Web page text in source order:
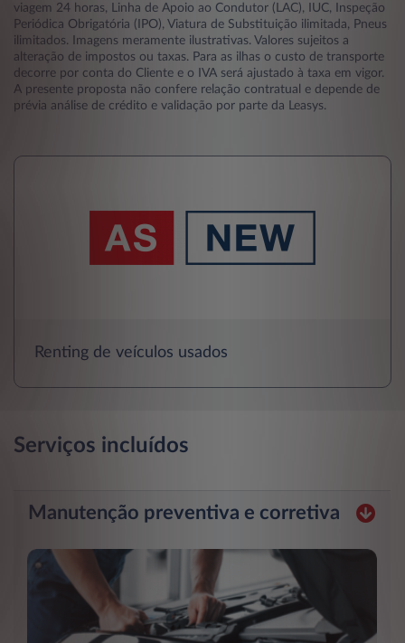
viagem 24 horas, Linha de Apoio ao Condutor (LAC), IUC, Inspeção
Periódica Obrigatória (IPO), Viatura de Substituição ilimitada, Pneus
ilimitados. Imagens meramente ilustrativas. Valores sujeitos a
alteração de impostos ou taxas. Para as ilhas o custo de transporte
decorre por conta do Cliente e o IVA será ajustado à taxa em vigor.
A presente proposta não confere relação contratual e depende de
prévia análise de crédito e validação por parte da Leasys.
Renting de veículos usados
Serviços incluídos
Manutenção preventiva e corretiva